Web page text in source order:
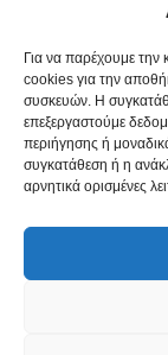
Για να παρέχουμε την
cookies για την
συσκευών. Η
επεξεργαστούμε
περιήγησης ή
συγκατάθεση ή η
αρνητικά ορισμένες
ΔΗΜΟΦΙΛΗ
ΝΕΑ ΤΟΥ ΠΕΙΡΑΙΑ
ΟΛΥΜΠΙΑΚΟΣ
ΑΛΛΑ ΚΟΙΝΩΝΙΚΑ
ΕΙΔΗΣΕΙΣ ΝΑΥΤΙΛΙΑ
ΟΙΚΟΝΟΜΙΚΑ
ΚΑΛΛΙΤΕΧΝΙΚΑ